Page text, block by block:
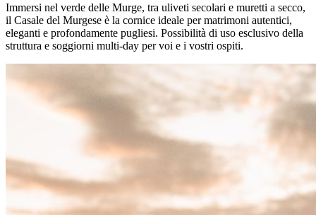
Immersi nel verde delle Murge, tra uliveti secolari e muretti a secco,
il Casale del Murgese è la cornice ideale per matrimoni autentici,
eleganti e profondamente pugliesi. Possibilità di uso esclusivo della
struttura e soggiorni multi-day per voi e i vostri ospiti.